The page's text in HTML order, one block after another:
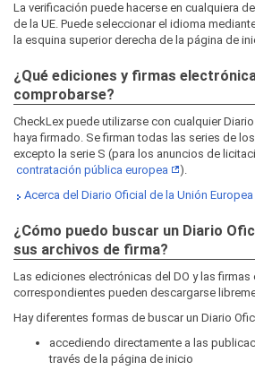
La verificación puede hacerse en cualquiera
de la UE. Puede seleccionar el idioma
la esquina superior derecha de la página de
¿Qué ediciones y firmas
comprobarse?
CheckLex puede utilizarse con cualquier
haya firmado. Se firman todas las series de
excepto la serie S (para los anuncios de
contratación pública europea
).
Acerca del Diario Oficial de la Unión Europea
¿Cómo puedo buscar un Diario
sus archivos de firma?
Las ediciones electrónicas del DO y las firmas
correspondientes pueden descargarse
Hay diferentes formas de buscar un Diario
accediendo directamente a las
través de la página de inicio